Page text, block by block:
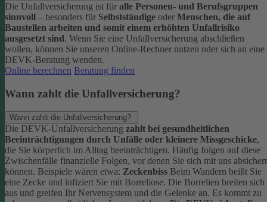
Die Unfallversicherung ist für alle Personen- und Berufsgruppen
sinnvoll – besonders für Selbstständige oder Menschen, die auf
Baustellen arbeiten und somit einem erhöhten Unfallrisiko
ausgesetzt sind. Wenn Sie eine Unfallversicherung abschließen
wollen, können Sie unseren Online-Rechner nutzen oder sich an eine
DEVK-Beratung wenden.
Online berechnen Beratung finden
Wann zahlt die Unfallversicherung?
Wann zahlt die Unfallversicherung?
Die DEVK-Unfallversicherung zahlt bei gesundheitlichen
Beeinträchtigungen durch Unfälle oder kleinere Missgeschicke,
die Sie körperlich im Alltag beeinträchtigen. Häufig folgen auf diese
Zwischenfälle finanzielle Folgen, vor denen Sie sich mit uns
können. Beispiele wären etwa: Zeckenbiss Beim Wandern beißt Sie
eine Zecke und infiziert Sie mit Borreliose. Die Borrelien breiten sich
aus und greifen Ihr Nervensystem und die Gelenke an. Es kommt zu